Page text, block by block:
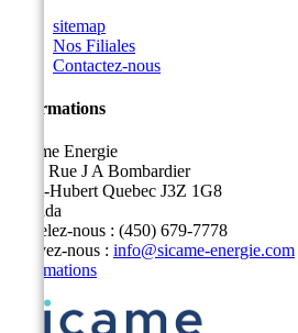
sitemap
Nos Filiales
Contactez-nous
Informations
Sicame Energie
5400 Rue J A Bombardier
Saint-Hubert Quebec J3Z 1G8
Canada
Appelez-nous : (450) 679-7778
Écrivez-nous : info@sicame-energie.com
Informations